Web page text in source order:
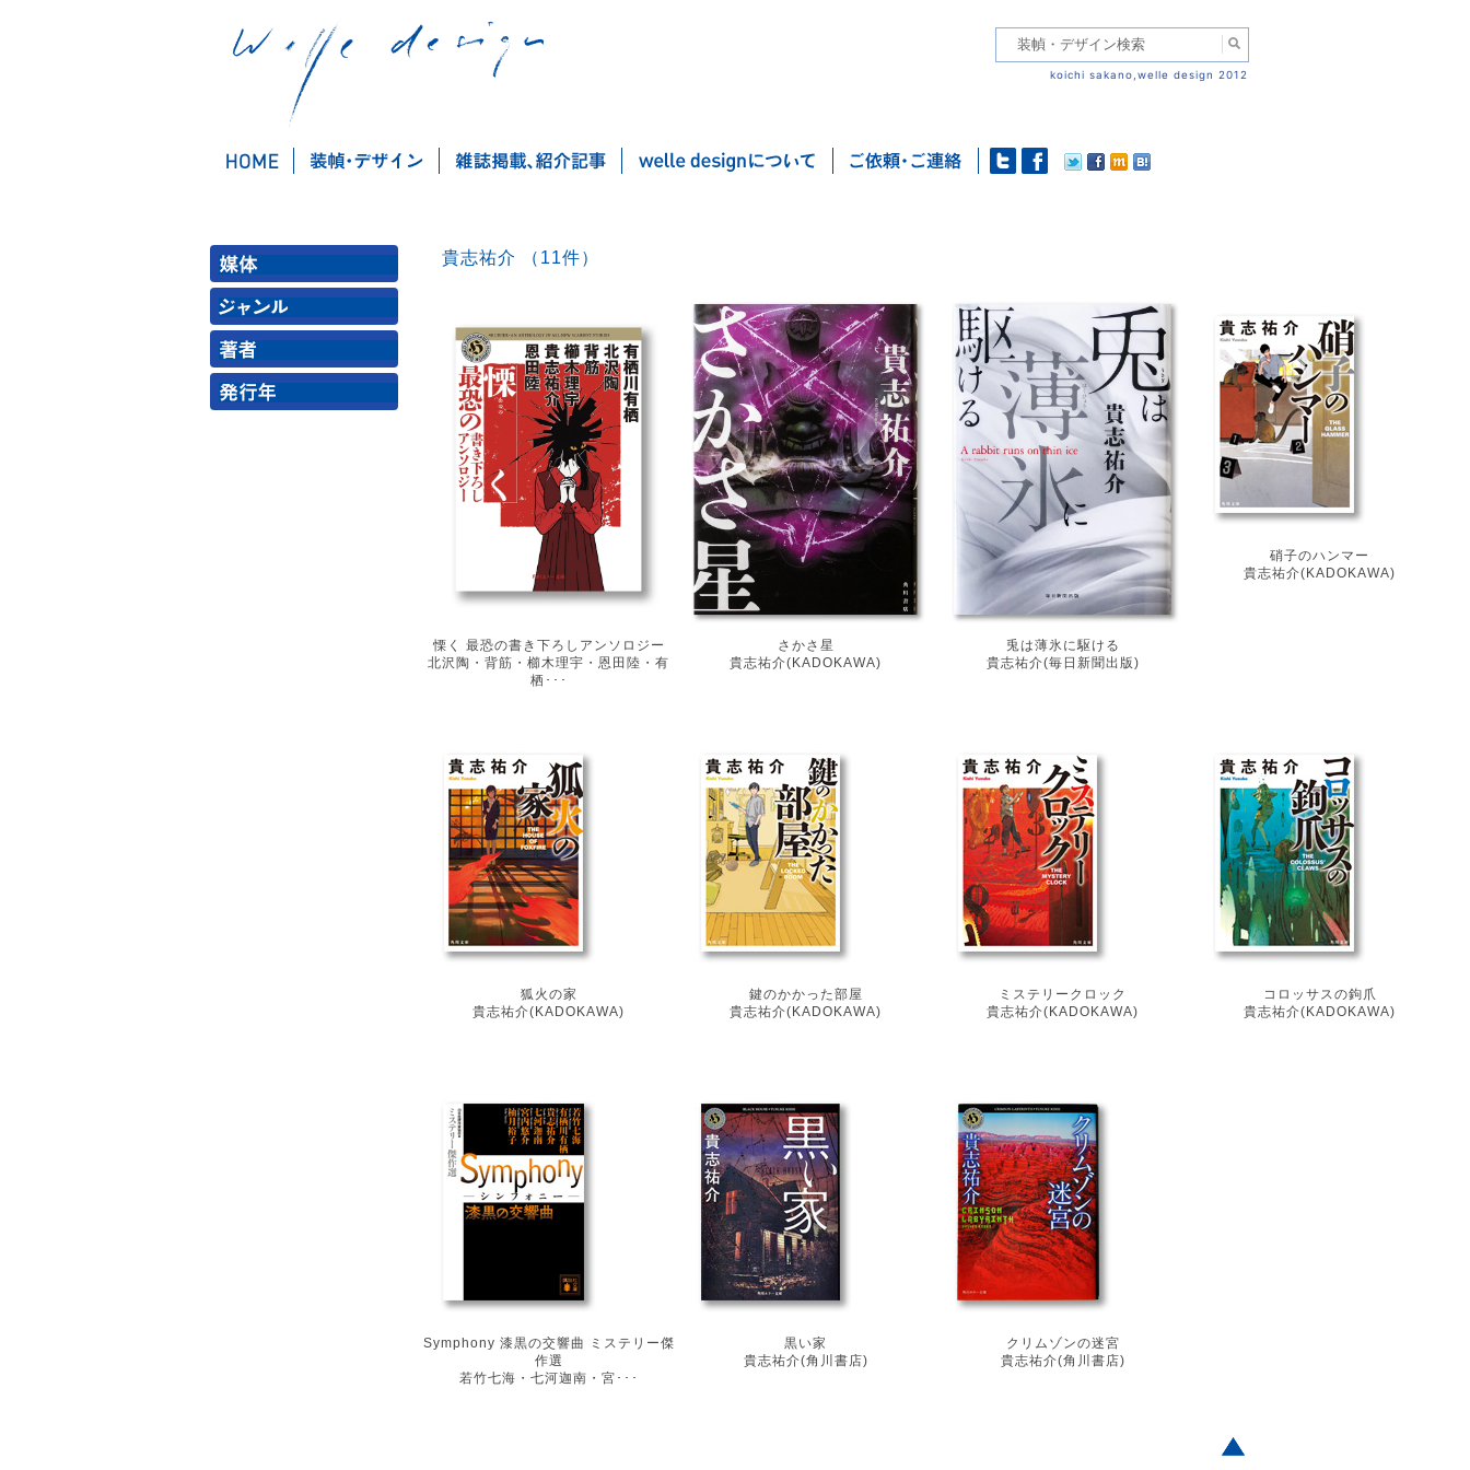
koichi sakano,welle design 2012
貴志祐介 （11件）
慄く 最恐の書き下ろしアンソロジー
北沢陶・背筋・櫛木理宇・恩田陸・有
栖･･･
さかさ星
貴志祐介(KADOKAWA)
兎は薄氷に駆ける
貴志祐介(毎日新聞出版)
硝子のハンマー
貴志祐介(KADOKAWA)
狐火の家
貴志祐介(KADOKAWA)
鍵のかかった部屋
貴志祐介(KADOKAWA)
ミステリークロック
貴志祐介(KADOKAWA)
コロッサスの鉤爪
貴志祐介(KADOKAWA)
Symphony 漆黒の交響曲 ミステリー傑
作選
若竹七海・七河迦南・宮･･･
黒い家
貴志祐介(角川書店)
クリムゾンの迷宮
貴志祐介(角川書店)